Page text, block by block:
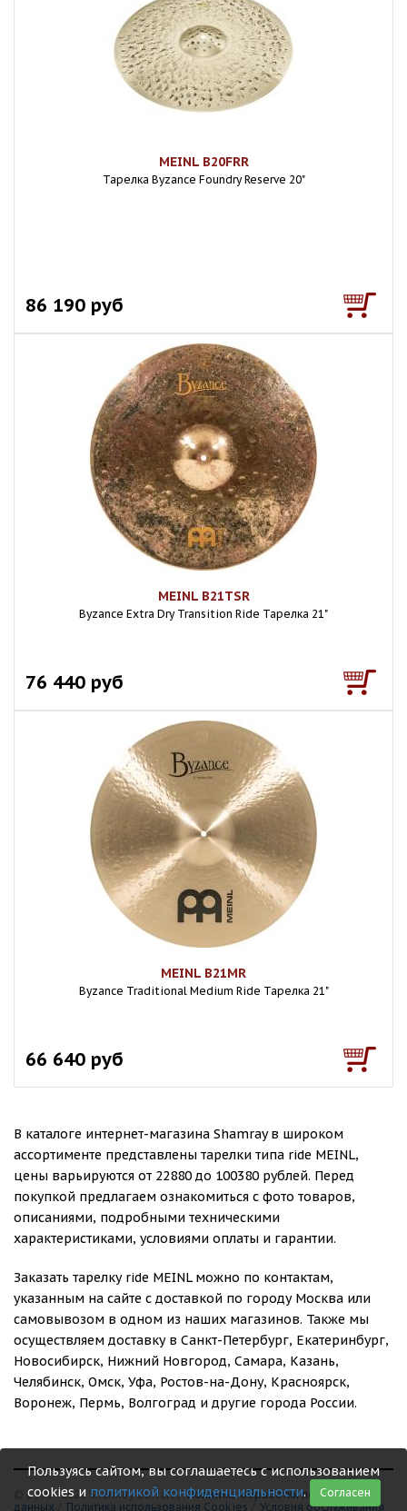
MEINL B20FRR
Тарелка Byzance Foundry Reserve 20"
86 190 руб
MEINL B21TSR
Byzance Extra Dry Transition Ride Тарелка 21"
76 440 руб
MEINL B21MR
Byzance Traditional Medium Ride Тарелка 21"
66 640 руб
В каталоге интернет-магазина Shamray в широком
ассортименте представлены тарелки типа ride MEINL,
цены варьируются от 22880 до 100380 рублей. Перед
покупкой предлагаем ознакомиться с фото товаров,
описаниями, подробными техническими
характеристиками, условиями оплаты и гарантии.
Заказать тарелку ride MEINL можно по контактам,
указанным на сайте с доставкой по городу Москва или
самовывозом в одном из наших магазинов. Также мы
осуществляем доставку в Санкт-Петербург, Екатеринбург,
Новосибирск, Нижний Новгород, Самара, Казань,
Челябинск, Омск, Уфа, Ростов-на-Дону, Красноярск,
Воронеж, Пермь, Волгоград и другие города России.
© 1999 - 2026 Shamray Guitars /Политика обработки персональных
данных
Политика использования Сookies Условия обслуживания
Пользуясь сайтом, вы соглашаетесь с использованием
cookies и политикой конфиденциальности. Согласен